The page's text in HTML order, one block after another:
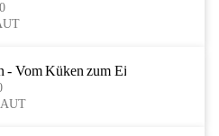
- Vom Küken zum Ei
AUT